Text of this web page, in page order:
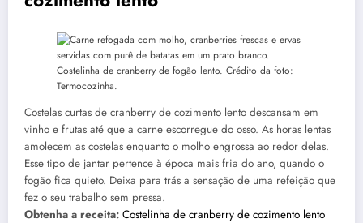
Costelinha de cranberry de fogão lento. Crédito da foto:
Termocozinha.
Costelas curtas de cranberry de cozimento lento descansam em
vinho e frutas até que a carne escorregue do osso. As horas lentas
amolecem as costelas enquanto o molho engrossa ao redor delas.
Esse tipo de jantar pertence à época mais fria do ano, quando o
fogão fica quieto. Deixa para trás a sensação de uma refeição que
fez o seu trabalho sem pressa.
Obtenha a receita: Costelinha de cranberry de cozimento lento